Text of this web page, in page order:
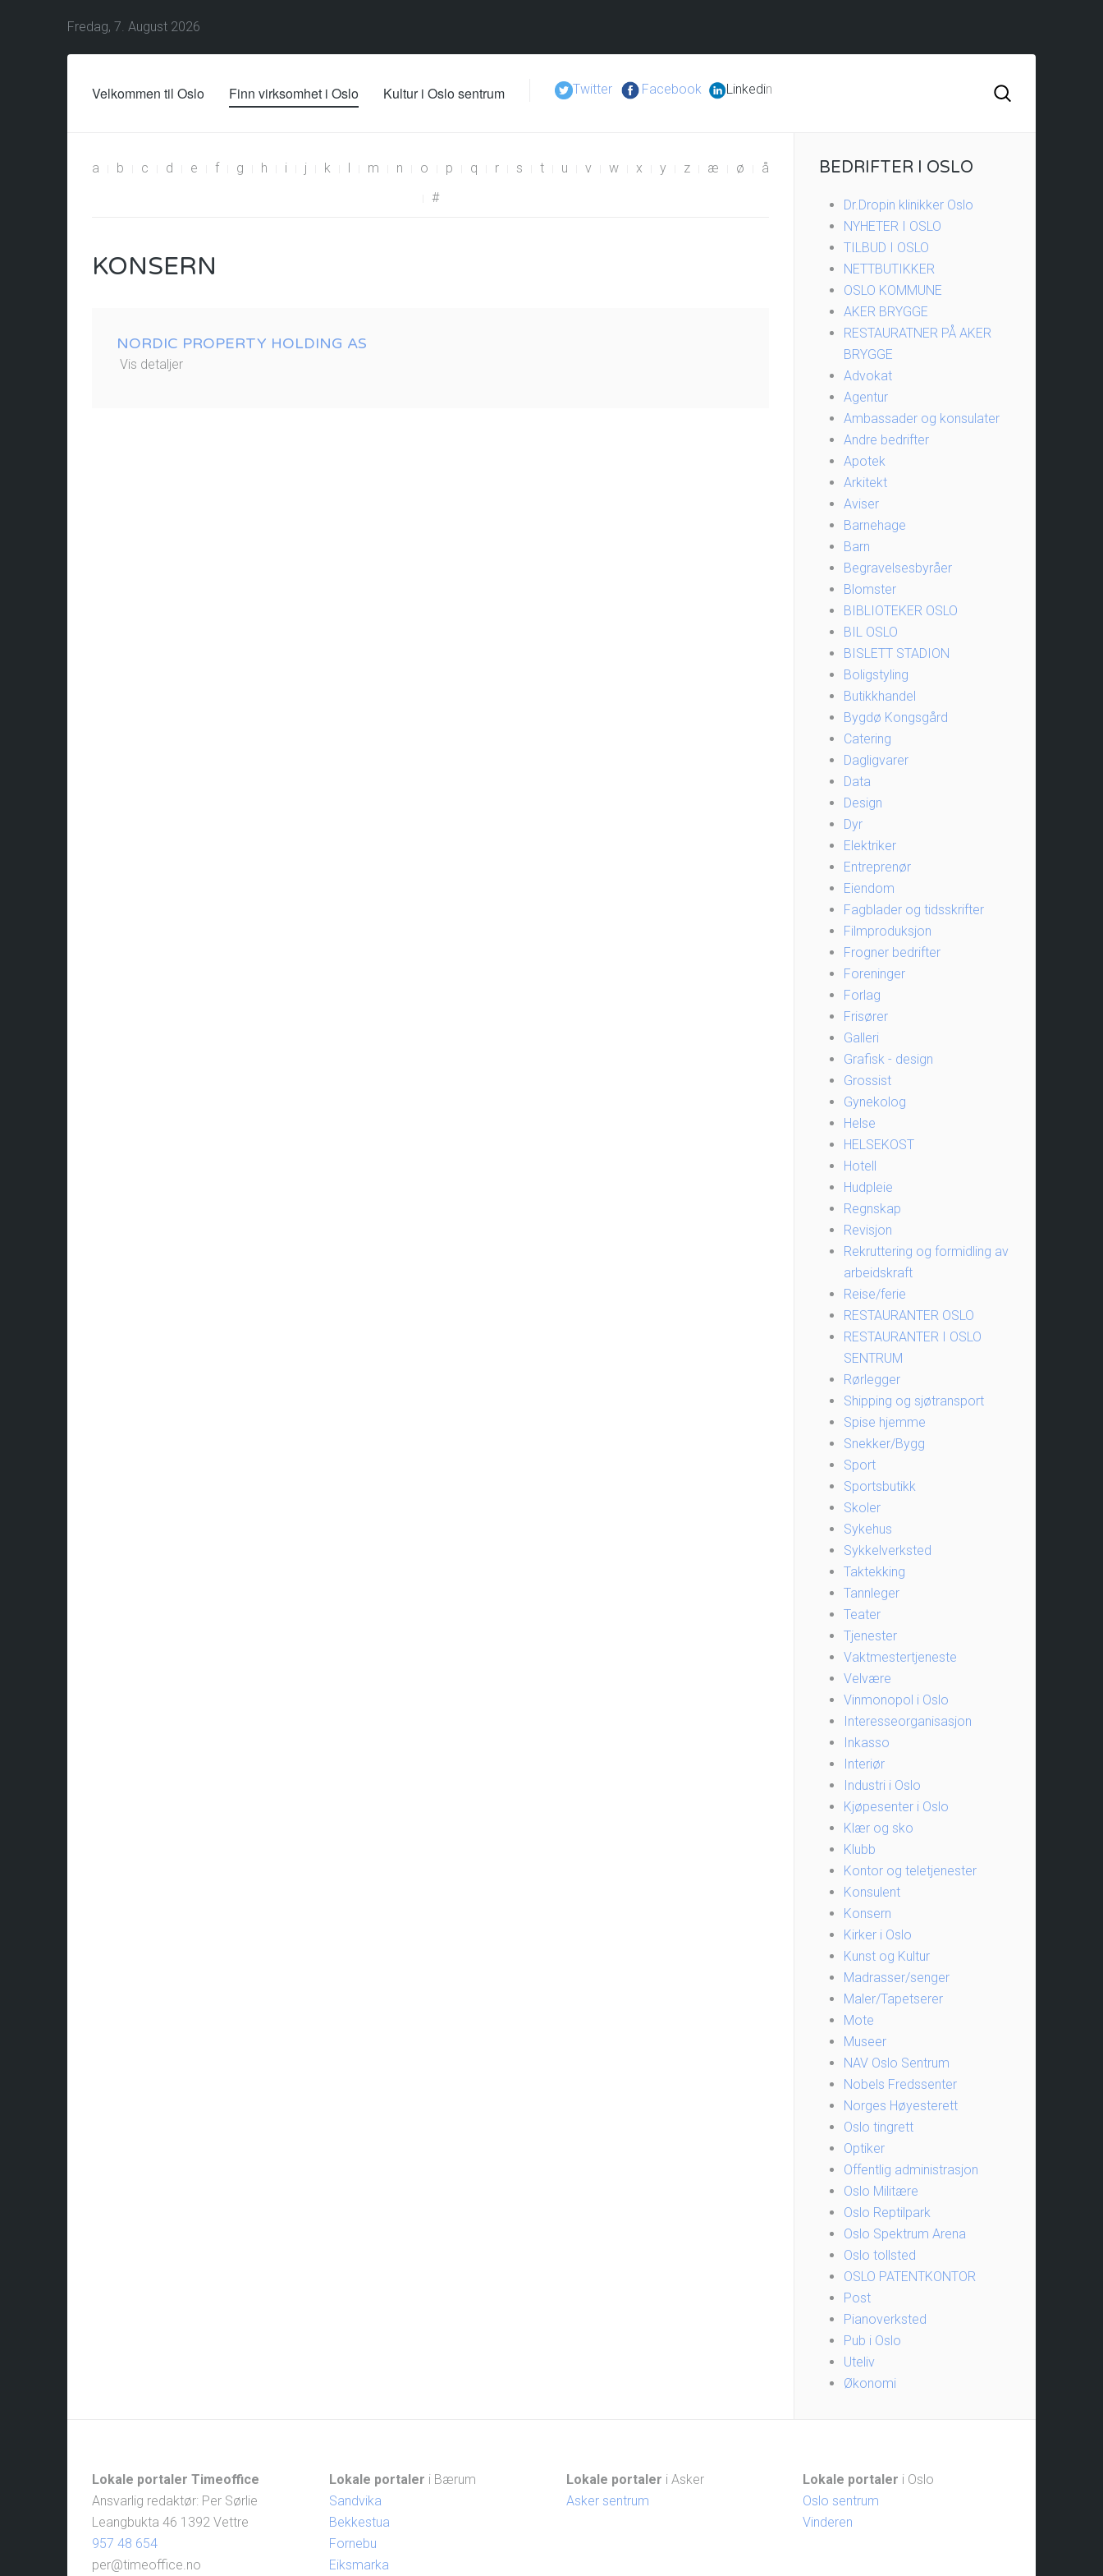
Fredag, 7. August 2026
Velkommen til Oslo Finn virksomhet i Oslo Kultur i Oslo sentrum Twitter Facebook Linkedin
a b c d e f g h i j k l m n o p q r s t u v w x y z æ ø
å
#
KONSERN
NORDIC PROPERTY HOLDING AS
Vis detaljer
BEDRIFTER I OSLO
Dr.Dropin klinikker Oslo
NYHETER I OSLO
TILBUD I OSLO
NETTBUTIKKER
OSLO KOMMUNE
AKER BRYGGE
RESTAURATNER PÅ AKER
BRYGGE
Advokat
Agentur
Ambassader og konsulater
Andre bedrifter
Apotek
Arkitekt
Aviser
Barnehage
Barn
Begravelsesbyråer
Blomster
BIBLIOTEKER OSLO
BIL OSLO
BISLETT STADION
Boligstyling
Butikkhandel
Bygdø Kongsgård
Catering
Dagligvarer
Data
Design
Dyr
Elektriker
Entreprenør
Eiendom
Fagblader og tidsskrifter
Filmproduksjon
Frogner bedrifter
Foreninger
Forlag
Frisører
Galleri
Grafisk - design
Grossist
Gynekolog
Helse
HELSEKOST
Hotell
Hudpleie
Regnskap
Revisjon
Rekruttering og formidling av
arbeidskraft
Reise/ferie
RESTAURANTER OSLO
RESTAURANTER I OSLO
SENTRUM
Rørlegger
Shipping og sjøtransport
Spise hjemme
Snekker/Bygg
Sport
Sportsbutikk
Skoler
Sykehus
Sykkelverksted
Taktekking
Tannleger
Teater
Tjenester
Vaktmestertjeneste
Velvære
Vinmonopol i Oslo
Interesseorganisasjon
Inkasso
Interiør
Industri i Oslo
Kjøpesenter i Oslo
Klær og sko
Klubb
Kontor og teletjenester
Konsulent
Konsern
Kirker i Oslo
Kunst og Kultur
Madrasser/senger
Maler/Tapetserer
Mote
Museer
NAV Oslo Sentrum
Nobels Fredssenter
Norges Høyesterett
Oslo tingrett
Optiker
Offentlig administrasjon
Oslo Militære
Oslo Reptilpark
Oslo Spektrum Arena
Oslo tollsted
OSLO PATENTKONTOR
Post
Pianoverksted
Pub i Oslo
Uteliv
Økonomi
Lokale portaler Timeoffice
Ansvarlig redaktør: Per Sørlie
Leangbukta 46 1392 Vettre
957 48 654
per@timeoffice.no
Lokale portaler i Bærum
Sandvika
Bekkestua
Fornebu
Eiksmarka
Lokale portaler i Asker
Asker sentrum
Lokale portaler i Oslo
Oslo sentrum
Vinderen